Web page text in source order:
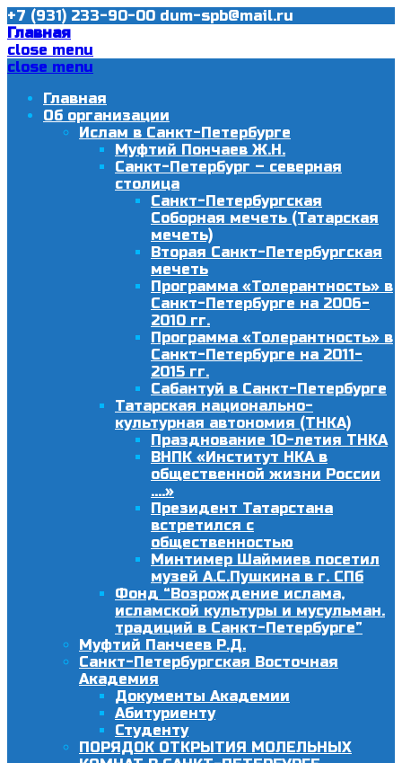
+7 (931) 233-90-00 dum-spb@mail.ru
Главная
close menu
close menu
Главная
Об организации
Ислам в Санкт-Петербурге
Муфтий Пончаев Ж.Н.
Санкт-Петербург – северная
столица
Санкт-Петербургская
Соборная мечеть (Татарская
мечеть)
Вторая Санкт-Петербургская
мечеть
Программа «Толерантность» в
Санкт-Петербурге на 2006-
2010 гг.
Программа «Толерантность» в
Санкт-Петербурге на 2011-
2015 гг.
Сабантуй в Санкт-Петербурге
Татарская национально-
культурная автономия (ТНКА)
Празднование 10-летия ТНКА
ВНПК «Институт НКА в
общественной жизни России
….»
Президент Татарстана
встретился с
общественностью
Минтимер Шаймиев посетил
музей А.С.Пушкина в г. СПб
Фонд “Возрождение ислама,
исламской культуры и мусульман.
традиций в Санкт-Петербурге”
Муфтий Панчеев Р.Д.
Санкт-Петербургская Восточная
Академия
Документы Академии
Абитуриенту
Студенту
ПОРЯДОК ОТКРЫТИЯ МОЛЕЛЬНЫХ